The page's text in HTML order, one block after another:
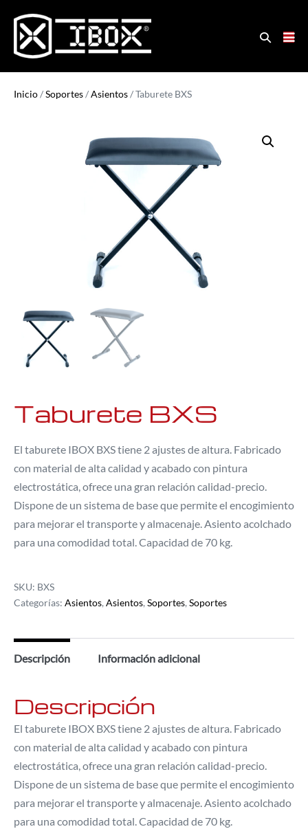
Inicio/Soportes/Asientos/ Taburete BXS
Taburete BXS
El taburete IBOX BXS tiene 2 ajustes de altura. Fabricado
con material de alta calidad y acabado con pintura
electrostática, ofrece una gran relación calidad-precio.
Dispone de un sistema de base que permite el encogimiento
para mejorar el transporte y almacenaje. Asiento acolchado
para una comodidad total. Capacidad de 70 kg.
SKU: BXS
Categorías: Asientos, Asientos, Soportes, Soportes
Descripción Información adicional
Descripción
El taburete IBOX BXS tiene 2 ajustes de altura. Fabricado
con material de alta calidad y acabado con pintura
electrostática, ofrece una gran relación calidad-precio.
Dispone de un sistema de base que permite el encogimiento
para mejorar el transporte y almacenaje. Asiento acolchado
para una comodidad total. Capacidad de 70 kg.